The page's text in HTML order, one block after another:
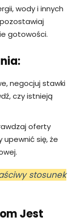
wody i innych
gotowości.
negocjuj stawki
czy istnieją
oferty
się, że
stosunek
Jest